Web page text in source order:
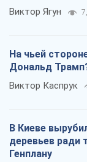
Виктор Ягун
На чьей
Дональд
Виктор Каспрук
В Киеве
деревьев ради
Генплану